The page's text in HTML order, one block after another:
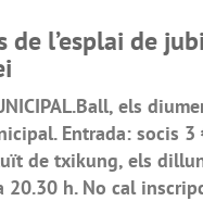
de l’esplai de
els
Entrada: socis 3
de txikung, els
20.30 h. No cal